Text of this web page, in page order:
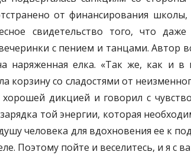
от финансирования
свидетельство того, что
с пением и танцами. Автор
наряженная елка. «Так же, как и
корзину со сладостями от
дикцией и говорил с
той энергии, которая
человека для вдохновения ее к
Поэтому пойте и веселитесь, и я с